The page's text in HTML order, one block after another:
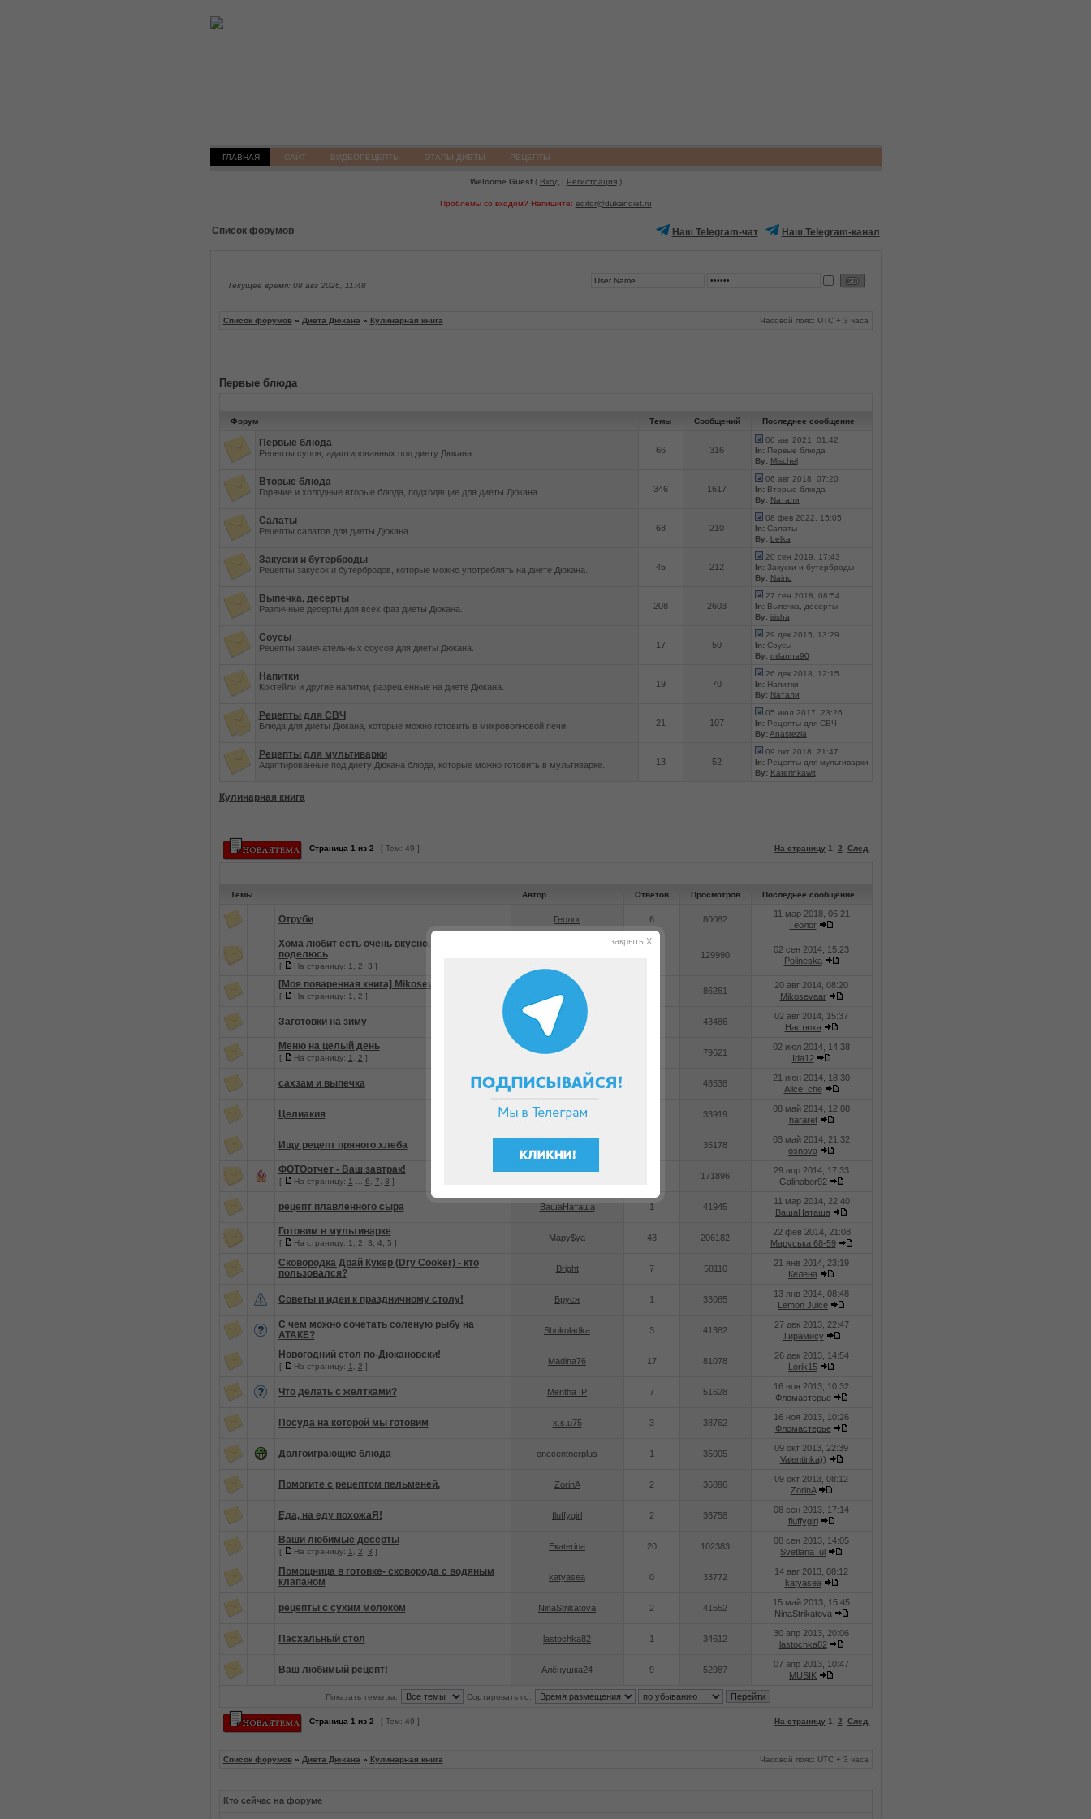
ГЛАВНАЯ САЙТ ВИДЕОРЕЦЕПТЫ ЭТАПЫ ДИЕТЫ РЕЦЕПТЫ
Welcome Guest( Вход | Регистрация)
Проблемы со входом? Напишите: editor@dukandiet.ru
Список форумов Наш Telegram-чат Наш Telegram-канал
Текущее время: 08 авг 2026, 11:48
Список форумов» Диета Дюкана » Кулинарная книга Часовой пояс: UTC + 3 часа
Первые блюда
Форум Темы Сообщений Последнее сообщение
Первые блюда
Рецепты супов, адаптированных под диету Дюкана. 66 316
06 авг 2021, 01:42
In:Первые блюда
By: Mischel
Вторые блюда
Горячие и холодные вторые блюда, подходящие для диеты Дюкана. 346 1617
06 авг 2018, 07:20
In:Вторые блюда
By: Nатали
Салаты
Рецепты салатов для диеты Дюкана. 68 210
08 фев 2022, 15:05
In:Салаты
By: belka
Закуски и бутерброды
Рецепты закусок и бутербродов, которые можно употреблять на диете Дюкана. 45 212
20 сен 2019, 17:43
In:Закуски и бутерброды
By: Naino
Выпечка, десерты
Различные десерты для всех фаз диеты Дюкана. 208 2603
27 сен 2018, 08:54
In:Выпечка, десерты
By: irisha
Соусы
Рецепты замечательных соусов для диеты Дюкана. 17 50
29 дек 2015, 13:29
In:Соусы
By: milanna90
Напитки
Коктейли и другие напитки, разрешенные на диете Дюкана. 19 70
26 дек 2018, 12:15
In:Напитки
By: Nатали
Рецепты для СВЧ
Блюда для диеты Дюкана, которые можно готовить в микроволновой печи. 21 107
05 июл 2017, 23:26
In:Рецепты для СВЧ
By: Anastezia
Рецепты для мультиварки
Адаптированные под диету Дюкана блюда, которые можно готовить в мультиварке. 13 52
09 окт 2018, 21:47
In:Рецепты для мультиварки
By: Katerinkawit
Кулинарная книга
Страница 1 из 2 [ Тем: 49 ] На страницу 1 2 След.
Темы Автор Ответов Просмотров Последнее сообщение
Отруби Геолог 6 80082
11 мар 2018, 06:21
Геолог
Хома любит есть очень вкусно, заходите
поделюсь
[ На страницу: 1 2 3 ]
129990
02 сен 2014, 15:23
Polineska
[Моя поваренная книга] Mikosevaar
[ На страницу: 1 2 ]
Mikosevaar 86261
20 авг 2014, 08:20
Mikosevaar
Заготовки на зиму Настюха 43486
02 авг 2014, 15:37
Настюха
Меню на целый день
[ На страницу: 1 2 ]
CBeTKa 79621
02 июл 2014, 14:38
Ida12
сахзам и выпечка Alice_che 48538
21 июн 2014, 18:30
Alice_che
Целиакия Наталья1974 33919
08 май 2014, 12:08
hararet
Ищу рецепт пряного хлеба 35178
03 май 2014, 21:32
osnova
ФОТОотчет - Ваш завтрак!
[ На страницу: 1 6 7 8 ]
171896
29 апр 2014, 17:33
Galinabor92
рецепт плавленного сыра ВашаНаташа 1 41945
11 мар 2014, 22:40
ВашаНаташа
Готовим в мультиварке
[ На страницу: 1 2 3 4 5 ]
Мару$ya 43 206182
22 фев 2014, 21:08
Маруська 68-59
Сковородка Драй Кукер (Dry Cooker) - кто
пользовался?
Bright 7 58110
21 янв 2014, 23:19
Келена
Советы и идеи к праздничному столу! Бруся 1 33085
13 янв 2014, 08:48
Lemon Juice
С чем можно сочетать соленую рыбу на
АТАКЕ?
Shokoladka 3 41382
27 дек 2013, 22:47
Тирамису
Новогодний стол по-Дюкановски!
[ На страницу: 1 2 ]
Madina76 17 81078
26 дек 2013, 14:54
Lorik15
Что делать с желтками? Mentha_P 7 51628
16 ноя 2013, 10:32
Фломастерье
Посуда на которой мы готовим x.s.u75 3 38762
16 ноя 2013, 10:26
Фломастерье
Долгоиграющие блюда onecentnerplus 1 35005
09 окт 2013, 22:39
Valentinka))
Помогите с рецептом пельменей. ZorinA 2 36896
09 окт 2013, 08:12
ZorinA
Еда, на еду похожаЯ! fluffygirl 2 36758
08 сен 2013, 17:14
fluffygirl
Ваши любимые десерты
[ На страницу: 1 2 3 ]
Eкaterina 20 102383
08 сен 2013, 14:05
Svetlana_ul
Помощница в готовке- сковорода с водяным
клапаном
katyasea 0 33772
14 авг 2013, 08:12
katyasea
рецепты с сухим молоком NinaStrikatova 2 41552
15 май 2013, 15:45
NinaStrikatova
Пасхальный стол lastochka82 1 34612
30 апр 2013, 20:06
lastochka82
Ваш любимый рецепт! Алёнушка24 9 52987
07 апр 2013, 10:47
MUSIK
Показать темы за: Сортировать по:
Страница 1 из 2 [ Тем: 49 ] На страницу 1 2 След.
Список форумов» Диета Дюкана » Кулинарная книга Часовой пояс: UTC + 3 часа
Кто сейчас на форуме
закрыть X